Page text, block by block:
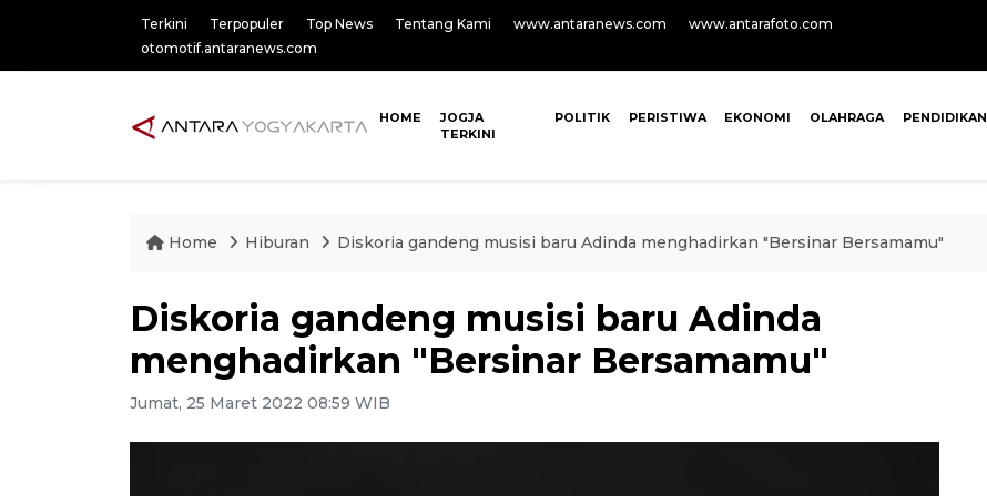
Terkini Terpopuler Top News Tentang Kami www.antaranews.com
www.antarafoto.com
otomotif.antaranews.com
HOME
JOGJA
TERKINI
POLITIK PERISTIWA EKONOMI OLAHRAGA PENDIDIKAN
Home Hiburan Diskoria gandeng musisi baru Adinda menghadirkan "Bersinar Bersamamu"
Diskoria gandeng musisi baru Adinda
menghadirkan "Bersinar Bersamamu"
Jumat, 25 Maret 2022 08:59 WIB